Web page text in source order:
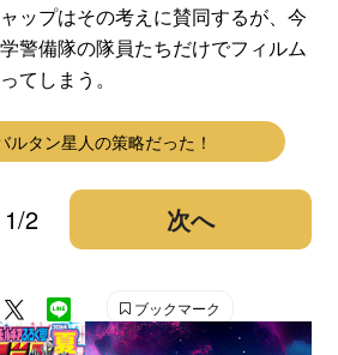
ップはその考えに賛同するが、今
警備隊の隊員たちだけでフィルム
てしまう。
ルタン星人の策略だった！
1/2 次へ
ブックマーク